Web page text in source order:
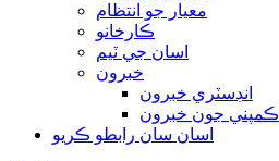
معيار جو انتظام
ڪارخانو
اسان جي ٽيم
خبرون
انڊسٽري خبرون
ڪمپني جون خبرون
اسان سان رابطو ڪريو